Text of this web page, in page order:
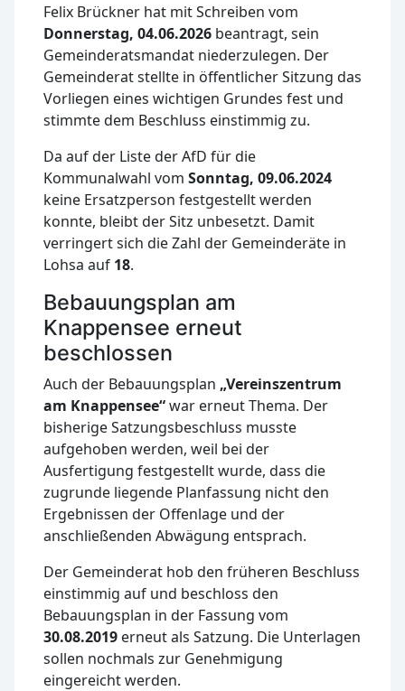
Felix Brückner hat mit Schreiben vom
Donnerstag, 04.06.2026 beantragt, sein
Gemeinderatsmandat niederzulegen. Der
Gemeinderat stellte in öffentlicher Sitzung das
Vorliegen eines wichtigen Grundes fest und
stimmte dem Beschluss einstimmig zu.
Da auf der Liste der AfD für die
Kommunalwahl vom Sonntag, 09.06.2024
keine Ersatzperson festgestellt werden
konnte, bleibt der Sitz unbesetzt. Damit
verringert sich die Zahl der Gemeinderäte in
Lohsa auf 18.
Bebauungsplan am
Knappensee erneut
beschlossen
Auch der Bebauungsplan „Vereinszentrum
am Knappensee“war erneut Thema. Der
bisherige Satzungsbeschluss musste
aufgehoben werden, weil bei der
Ausfertigung festgestellt wurde, dass die
zugrunde liegende Planfassung nicht den
Ergebnissen der Offenlage und der
anschließenden Abwägung entsprach.
Der Gemeinderat hob den früheren Beschluss
einstimmig auf und beschloss den
Bebauungsplan in der Fassung vom
30.08.2019 erneut als Satzung. Die Unterlagen
sollen nochmals zur Genehmigung
eingereicht werden.